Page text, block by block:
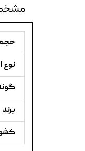
نوع
برند